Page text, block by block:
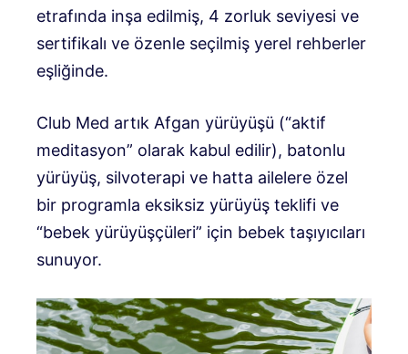
etrafında inşa edilmiş, 4 zorluk seviyesi ve
sertifikalı ve özenle seçilmiş yerel rehberler
eşliğinde.
Club Med artık Afgan yürüyüşü (“aktif
meditasyon” olarak kabul edilir), batonlu
yürüyüş, silvoterapi ve hatta ailelere özel
bir programla eksiksiz yürüyüş teklifi ve
“bebek yürüyüşçüleri” için bebek taşıyıcıları
sunuyor.